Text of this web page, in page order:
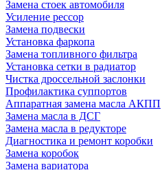
Замена стоек автомобиля
Усиление рессор
Замена подвески
Установка фаркопа
Замена топливного фильтра
Установка сетки в радиатор
Чистка дроссельной заслонки
Профилактика суппортов
Аппаратная замена масла АКПП
Замена масла в ДСГ
Замена масла в редукторе
Диагностика и ремонт коробки
Замена коробок
Замена вариатора